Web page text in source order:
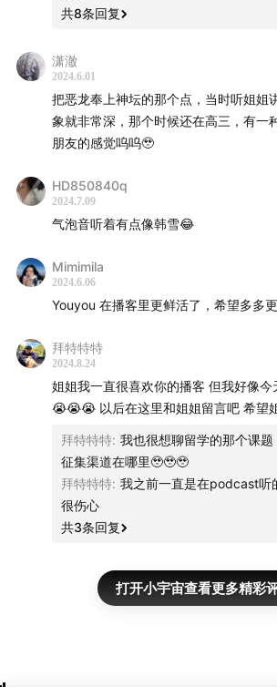
共8条回复
潇澈
2024.6.01
把恶龙奉上神坛的那个点，当时听姐姐
象就非常深，那个时候还在高三，有一
朋友的感觉呜呜🥹
HD850840q
2024.7.09
气泡音听着有点像韩雪😂
Mimimila
2024.6.06
Youyou 在播客里更鲜活了，希望多多更
拜特特特
2024.8.24
姐姐我一直很喜欢你的播客 但我好像今
😭😭😭 以后在这里和姐姐留言吧 希望
拜特特特: 我也很想聊留学的那个课
征集渠道在哪里🥹🥹🥹
拜特特特: 我之前一直是在podcast听
很伤心
共3条回复
打开小宇宙查看更多精彩